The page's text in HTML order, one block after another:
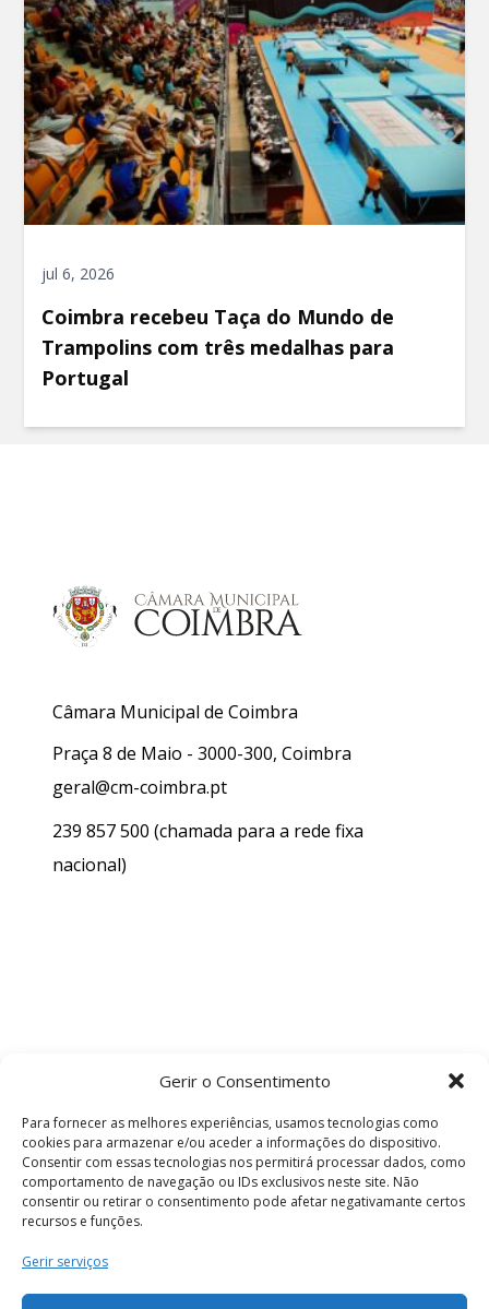
Gerir o Consentimento
Para fornecer as melhores experiências, usamos tecnologias como
cookies para armazenar e/ou aceder a informações do dispositivo.
Consentir com essas tecnologias nos permitirá processar dados, como
comportamento de navegação ou IDs exclusivos neste site. Não
consentir ou retirar o consentimento pode afetar negativamante certos
recursos e funções.
Gerir serviços
jul 6, 2026
Coimbra recebeu Taça do Mundo de
Trampolins com três medalhas para
Portugal
Câmara Municipal de Coimbra
Praça 8 de Maio - 3000-300, Coimbra
geral@cm-coimbra.pt
239 857 500 (chamada para a rede fixa
nacional)
Termos e Condições